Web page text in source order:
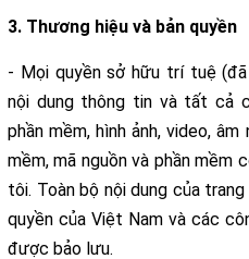
3. Thương hiệu và bản quyền
- Mọi quyền sở hữu trí tuệ
nội dung thông tin và tất cả
phần mềm, hình ảnh, video,
mềm, mã nguồn và phần mềm
tôi. Toàn bộ nội dung của
quyền của Việt Nam và các
được bảo lưu.